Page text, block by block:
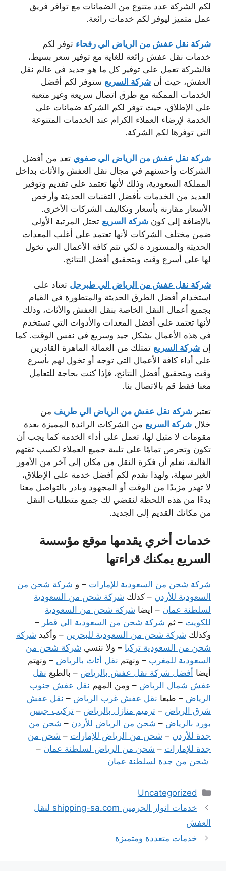
لكم الشركة عدد متنوع من الضمانات مع توافر فريق
عمل متميز ليوفر لكم خدمات رائعة.
شركة نقل عفش من الرياض الي رفحاء توفر لكم
خدمات نقل عفش رائعة للغاية مع توفير سعر بسيط،
فالشركة تعمل على توفير كل ما هو جديد في عالم نقل
العفش، حيث أن شركة السريع ستوفر لكم أفضل
الخدمات الممكنة مع طرق اتصال سريعة وغير متعبة
على الإطلاق، حيث توفر لكم الشركة ضمانات على
الخدمة لإرضاء العملاء الكرام عند الخدمات المتنوعة
التي توفرها لكم الشركة.
شركة نقل عفش من الرياض الي صفوي تعد من أفضل
الشركات وأحسنهم في مجال نقل العفش والأثاث بداخل
المملكة السعودية، وذلك لأنها تعتمد على تقديم وتوفير
العديد من الخدمات بأفضل التقنيات الحديثة وأرخص
الأسعار مقارنة بأسعار وتكاليف الشركات الأخرى.
بالإضافة إلى كون شركة السريع تحتل المرتبة الأولى
ضمن مختلف الشركات لأنها تعتمد على أغلب المعدات
الحديثة والمستورد ة لكي تتم كافة الأعمال التي تخول
لها على أسرع وقت وبتحقيق أفضل النتائج.
شركة نقل عفش من الرياض الي طبرجل تعتاد على
استخدام أفضل الطرق الحديثة والمتطورة في القيام
بجميع أعمال النقل الخاصة بنقل العفش والأثاث، وذلك
لأنها تعتمد على أفضل المعدات والأدوات التي تستخدم
في هذه الأعمال بشكل جيد وسريع في نفس الوقت. كما
إن شركة السريع تمتلك من العمالة الماهرة القادرين
على أداء كافة الأعمال التي توجه أو تخول لهم بأسرع
وقت وبتحقيق أفضل النتائج، فإذا كنت بحاجة للتعامل
معنا فقط قم بالاتصال بنا.
تعتبر شركة نقل عفش من الرياض الي طريف من
خلال شركة السريع من الشركات الرائدة المميزة بعدة
مقومات لا مثيل لها، تعمل على أداء الخدمة كما يجب أن
تكون وتحرص تمامًا على تلبية جميع العملاء لكسب ثقتهم
الغالية، نعلم أن فكرة النقل من مكان إلى آخر من الأمور
الغير سهلة، ولهذا نقدم لكم أفضل خدمة على الإطلاق،
لا تهدر مزيدًا من الوقت أو المجهود وبادر بالتواصل معنا
بدءًا من هذه اللحظة لنقضي لك جميع متطلبات النقل
من مكانك القديم إلى الجديد.
خدمات أخري يقدمها موقع مؤسسة
السريع يمكنك قراءتها
شركة شحن من السعودية للإمارات – و شركة شحن من
السعودية للأردن – كذلك شركة شحن من السعودية
لسلطنة عمان – ايضا شركة شحن من السعودية
للكويت – ثم شركة شحن من السعودية الي قطر –
وكذلك شركة شحن من السعودية للبحرين – وأكيد شركة
شحن من السعودية تركيا – ولا ننسي شركة شحن من
السعودية للمغرب – ونهتم نقل أثاث بالرياض – ونهتم
أيضا أفضل شركة نقل عفش بالرياض – بالطبع نقل
عفش شمال الرياض – ومن المهم نقل عفش جنوب
الرياض – طبعا نقل عفش غرب الرياض – نقل عفش
شرق الرياض – ترميم منازل بالرياض – تركيب جبس
بورد بالرياض – شحن من الرياض للأردن – شحن من
جدة للأردن – شحن من الرياض للإمارات – شحن من
جدة للإمارات – شحن من الرياض لسلطنة عمان –
شحن من جدة لسلطنة عمان
التصنيفات
Uncategorized
خدمات انوار الحرمين shipping-sa.com لنقل
العفش
خدمات متعددة ومتميزة